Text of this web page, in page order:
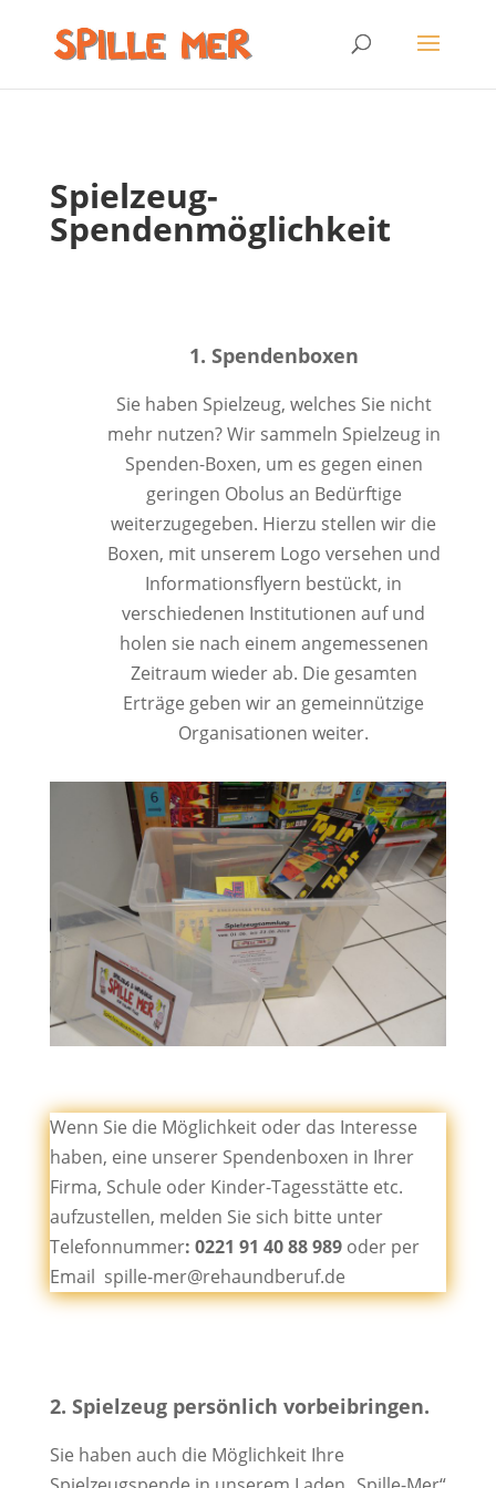
Spielzeug-
Spendenmöglichkeit
1. Spendenboxen
Sie haben Spielzeug, welches Sie nicht
mehr nutzen? Wir sammeln Spielzeug in
Spenden-Boxen, um es gegen einen
geringen Obolus an Bedürftige
weiterzugegeben. Hierzu stellen wir die
Boxen, mit unserem Logo versehen und
Informationsflyern bestückt, in
verschiedenen Institutionen auf und
holen sie nach einem angemessenen
Zeitraum wieder ab. Die gesamten
Erträge geben wir an gemeinnützige
Organisationen weiter.
Wenn Sie die Möglichkeit oder das Interesse
haben, eine unserer Spendenboxen in Ihrer
Firma, Schule oder Kinder-Tagesstätte etc.
aufzustellen, melden Sie sich bitte unter
Telefonnummer: 0221 91 40 88 989 oder per
Email spille-mer@rehaundberuf.de
2. Spielzeug persönlich vorbeibringen.
Sie haben auch die Möglichkeit Ihre